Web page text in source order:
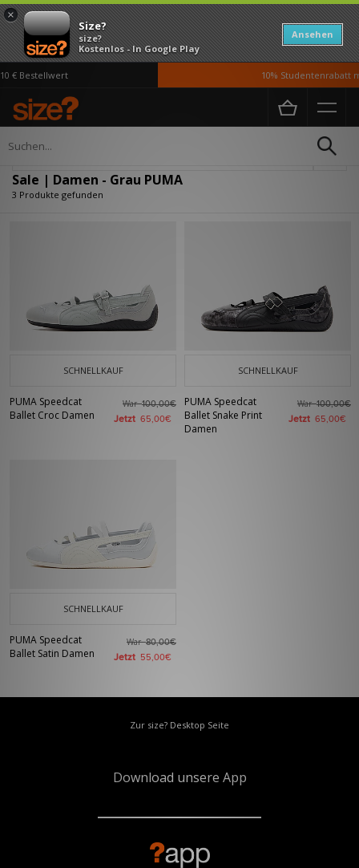
×
Size?
size?
Kostenlos - In Google Play
Ansehen
€ Bestellwert 10% Studentenrabatt
Home Damen
Sale | Damen - Grau PUMA
3 Produkte gefunden
SCHNELLKAUF
PUMA Speedcat
Ballet Croc Damen
War100,00€
Jetzt 65,00€
SCHNELLKAUF
PUMA Speedcat
Ballet Snake Print
Damen
War100,00€
Jetzt 65,00€
SCHNELLKAUF
PUMA Speedcat
Ballet Satin Damen
War80,00€
Jetzt 55,00€
Zur size? Desktop Seite
Download unsere App